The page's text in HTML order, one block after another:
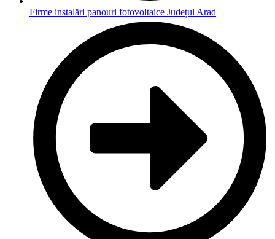
Firme instalări panouri fotovoltaice Județul Arad